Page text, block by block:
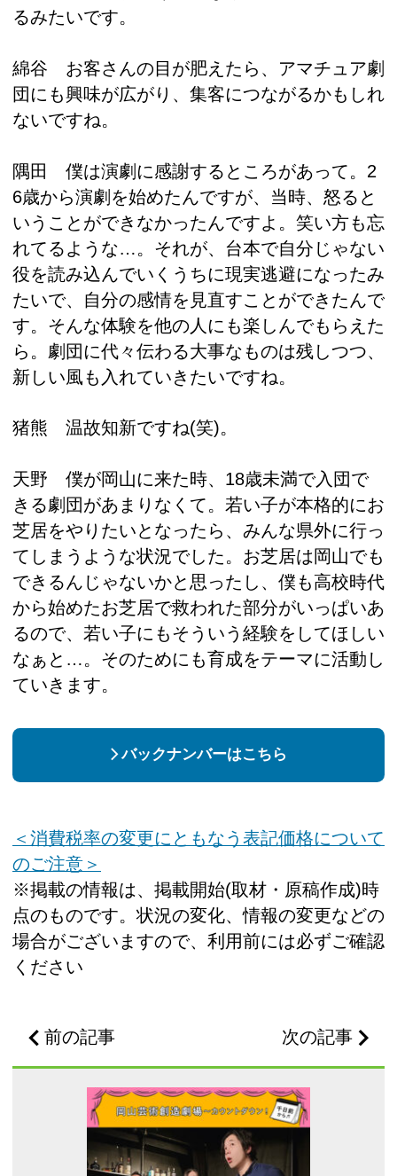
るみたいです。
綿谷 お客さんの目が肥えたら、アマチュア劇
団にも興味が広がり、集客につながるかもしれ
ないですね。
隅田 僕は演劇に感謝するところがあって。2
6歳から演劇を始めたんですが、当時、怒ると
いうことができなかったんですよ。笑い方も忘
れてるような…。それが、台本で自分じゃない
役を読み込んでいくうちに現実逃避になったみ
たいで、自分の感情を見直すことができたんで
す。そんな体験を他の人にも楽しんでもらえた
ら。劇団に代々伝わる大事なものは残しつつ、
新しい風も入れていきたいですね。
猪熊 温故知新ですね(笑)。
天野 僕が岡山に来た時、18歳未満で入団で
きる劇団があまりなくて。若い子が本格的にお
芝居をやりたいとなったら、みんな県外に行っ
てしまうような状況でした。お芝居は岡山でも
できるんじゃないかと思ったし、僕も高校時代
から始めたお芝居で救われた部分がいっぱいあ
るので、若い子にもそういう経験をしてほしい
なぁと…。そのためにも育成をテーマに活動し
ていきます。
バックナンバーはこちら
＜消費税率の変更にともなう表記価格について
のご注意＞
※掲載の情報は、掲載開始(取材・原稿作成)時
点のものです。状況の変化、情報の変更などの
場合がございますので、利用前には必ずご確認
ください
前の記事 次の記事